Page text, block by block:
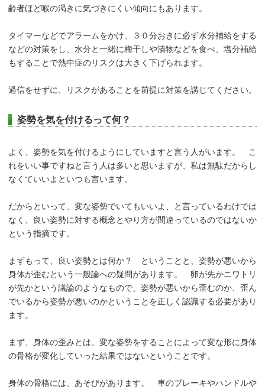
齢者ほど喉の渇きに気づきにくい傾向にもあります。
タイマーなどでアラームをかけ、３０分おきに必ず水分補給をする
などの対策をし、水分と一緒に梅干しや漬物などを食べ、塩分補給
もすることで熱中症のリスクは大きく下げられます。
過信をせずに、リスクがあることを前提に対策を講じてください。
姿勢を気を付けるって何？
よく、姿勢を気を付けるようにしていますと言う人がいます。 こ
れをいい事ですねと言う人は多いと思いますが、私は無駄だからし
なくていいよといつも言います。
だからといって、変な姿勢でいてもいいよ、と言っているわけでは
なく、良い姿勢に対する概念とやり方が間違っているのではないか
という指摘です。
まずもって、良い姿勢とは何か？ ということと、姿勢が悪いから
身体が歪むという一般論への疑問があります。 卵が先かニワトリ
が先かという議論のようなもので、姿勢が悪いから歪むのか、歪ん
でいるから姿勢が悪いのかということを正しく認識する必要があり
ます。
まず、身体の歪みとは、変な姿勢をすることによって変な形に身体
の骨格が変化していった結果ではないということです。
身体の骨格には、あそびがあります。 車のブレーキやハンドルや